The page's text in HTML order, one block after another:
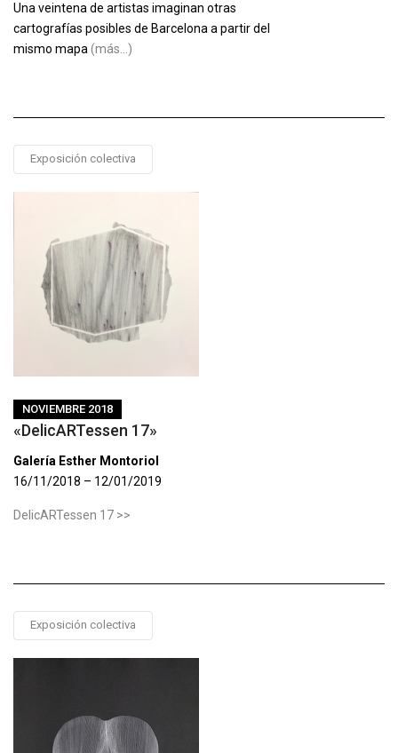
Una veintena de artistas imaginan otras
cartografías posibles de Barcelona a partir del
mismo mapa (más…)
Exposición colectiva
NOVIEMBRE 2018
«DelicARTessen 17»
Galería Esther Montoriol
16/11/2018 – 12/01/2019
DelicARTessen 17 >>
Exposición colectiva